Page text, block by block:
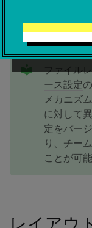
り、指定された
る多くの条件と
tip
ファイル
ース設定
メカニズ
に対して
定をバー
り、チー
ことが可